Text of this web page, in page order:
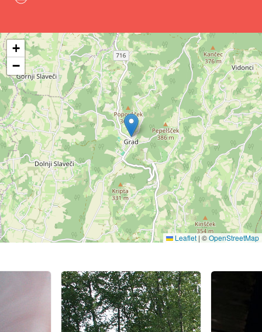
+
−
Leaflet | ©OpenStreetMap